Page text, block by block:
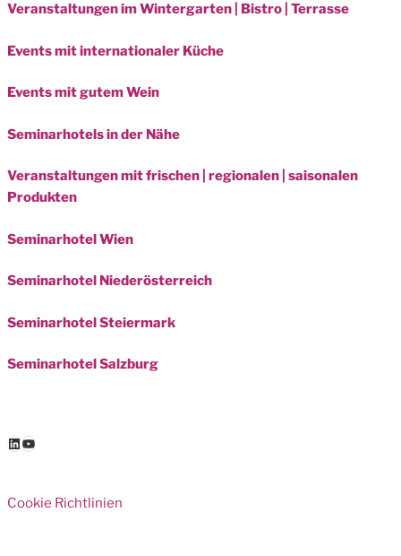
Veranstaltungen im Wintergarten | Bistro | Terrasse
Events mit internationaler Küche
Events mit gutem Wein
Seminarhotels in der Nähe
Veranstaltungen mit frischen | regionalen | saisonalen
Produkten
Seminarhotel Wien
Seminarhotel Niederösterreich
Seminarhotel Steiermark
Seminarhotel Salzburg
LinkedIn
YouTube
Cookie Richtlinien